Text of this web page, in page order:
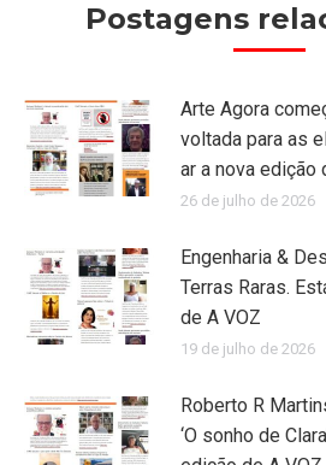
Postagens
Arte Agora
voltada para as
ar a nova edição
26 de julho de 2026
Engenharia &
Terras Raras.
de A VOZ
19 de julho de 2026
Roberto R
‘O sonho de